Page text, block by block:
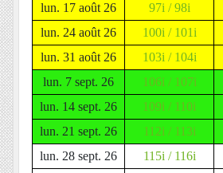
lun. 17 août 26
97i / 98i
lun. 24 août 26
100i / 101i
lun. 31 août 26
103i / 104i
lun. 7 sept. 26
106i / 107i
lun. 14 sept. 26
109i / 110i
lun. 21 sept. 26
112i / 113i
lun. 28 sept. 26
115i / 116i